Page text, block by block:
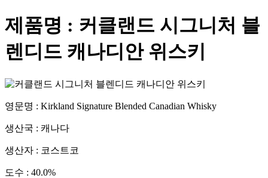
제품명 : 커클랜드 시그니처 블
렌디드 캐나디안 위스키
영문명 : Kirkland Signature Blended Canadian Whisky
생산국 : 캐나다
생산자 : 코스트코
도수 : 40.0%